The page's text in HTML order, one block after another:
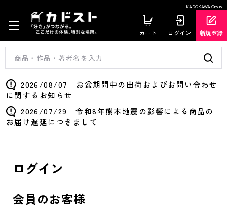
KADOKAWA Group
カート ログイン 新規登録
2026/08/07 お盆期間中の出荷およびお問い合わせ
に関するお知らせ
2026/07/29 令和8年熊本地震の影響による商品の
お届け遅延につきまして
ログイン
会員のお客様